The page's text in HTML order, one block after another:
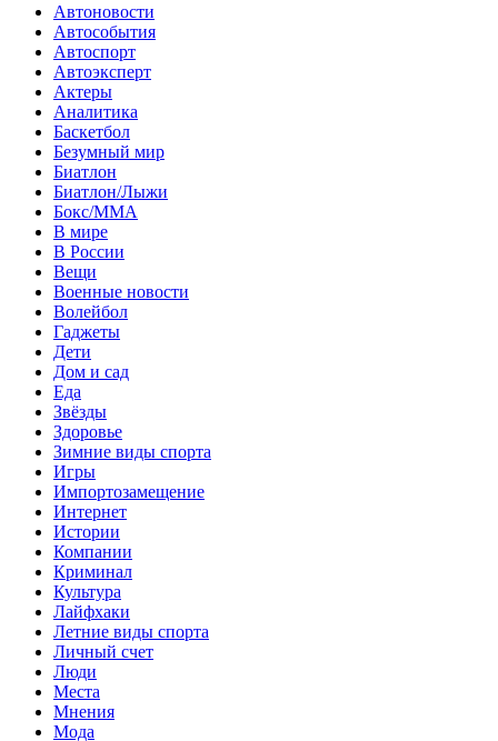
Автоновости
Автособытия
Автоспорт
Автоэксперт
Актеры
Аналитика
Баскетбол
Безумный мир
Биатлон
Биатлон/Лыжи
Бокс/MMA
В мире
В России
Вещи
Военные новости
Волейбол
Гаджеты
Дети
Дом и сад
Еда
Звёзды
Здоровье
Зимние виды спорта
Игры
Импортозамещение
Интернет
Истории
Компании
Криминал
Культура
Лайфхаки
Летние виды спорта
Личный счет
Люди
Места
Мнения
Мода